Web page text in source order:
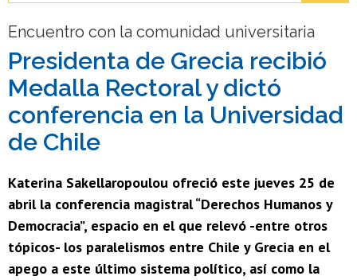
Académicas/os
Funcionarias/os
Egresadas/os
Encuentro con la comunidad universitaria
Presidenta de Grecia recibió
Medalla Rectoral y dictó
conferencia en la Universidad
de Chile
Katerina Sakellaropoulou ofreció este jueves 25 de
abril la conferencia magistral “Derechos Humanos y
Democracia”, espacio en el que relevó -entre otros
tópicos- los paralelismos entre Chile y Grecia en el
apego a este último sistema político, así como la